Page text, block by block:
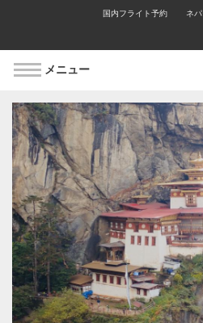
国内フライト予約 ネ
メニュー